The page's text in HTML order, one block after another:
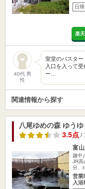
日帰
楽
40代 男
性
室堂のバスター
入口を入って
ー…
関連情報から探す
八尾ゆめの森 ゆうゆ
3.5点/
富
越中
JR高
分、
営業
入浴